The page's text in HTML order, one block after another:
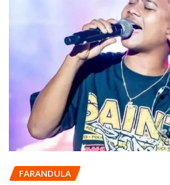
FARANDULA